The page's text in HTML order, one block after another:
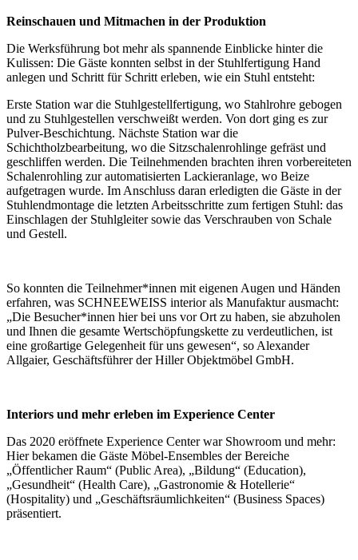
Reinschauen und Mitmachen in der Produktion
Die Werksführung bot mehr als spannende Einblicke hinter die
Kulissen: Die Gäste konnten selbst in der Stuhlfertigung Hand
anlegen und Schritt für Schritt erleben, wie ein Stuhl entsteht:
Erste Station war die Stuhlgestellfertigung, wo Stahlrohre gebogen
und zu Stuhlgestellen verschweißt werden. Von dort ging es zur
Pulver-Beschichtung. Nächste Station war die
Schichtholzbearbeitung, wo die Sitzschalenrohlinge gefräst und
geschliffen werden. Die Teilnehmenden brachten ihren vorbereiteten
Schalenrohling zur automatisierten Lackieranlage, wo Beize
aufgetragen wurde. Im Anschluss daran erledigten die Gäste in der
Stuhlendmontage die letzten Arbeitsschritte zum fertigen Stuhl: das
Einschlagen der Stuhlgleiter sowie das Verschrauben von Schale
und Gestell.
So konnten die Teilnehmer*innen mit eigenen Augen und Händen
erfahren, was SCHNEEWEISS interior als Manufaktur ausmacht:
„Die Besucher*innen hier bei uns vor Ort zu haben, sie abzuholen
und Ihnen die gesamte Wertschöpfungskette zu verdeutlichen, ist
eine großartige Gelegenheit für uns gewesen“, so Alexander
Allgaier, Geschäftsführer der Hiller Objektmöbel GmbH.
Interiors und mehr erleben im Experience Center
Das 2020 eröffnete Experience Center war Showroom und mehr:
Hier bekamen die Gäste Möbel-Ensembles der Bereiche
„Öffentlicher Raum“ (Public Area), „Bildung“ (Education),
„Gesundheit“ (Health Care), „Gastronomie & Hotellerie“
(Hospitality) und „Geschäftsräumlichkeiten“ (Business Spaces)
präsentiert.